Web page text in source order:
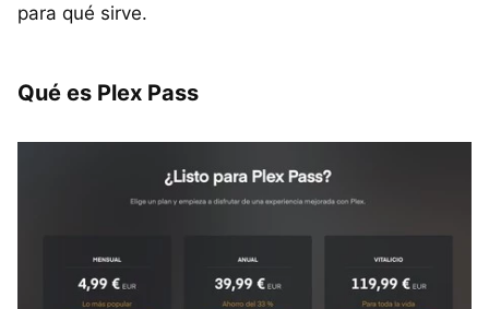
para qué sirve.
Qué es Plex Pass